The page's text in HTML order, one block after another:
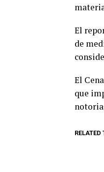
El
de
El
que
RELATED